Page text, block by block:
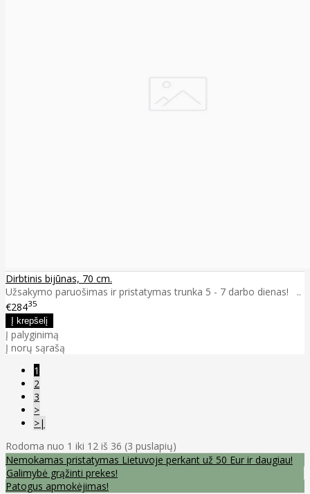
Dirbtinis bijūnas, 70 cm.
Užsakymo paruošimas ir pristatymas trunka 5 - 7 darbo dienas! ..
€28435
Į palyginimą
Į norų sąrašą
1
2
3
>
>|
Rodoma nuo 1 iki 12 iš 36 (3 puslapių)
Nemokamas pristatymas Lietuvoje perkant už 50 Eur ir daugiau!
Galimybė grąžinti prekes!
Patogus apmokėjimas!